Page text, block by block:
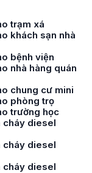
trạm xá
khách sạn nhà
bệnh viện
nhà hàng quán
chung cư mini
phòng trọ
trường học
cháy diesel
cháy diesel
cháy diesel